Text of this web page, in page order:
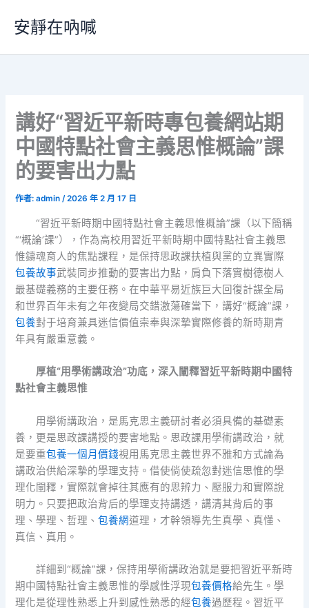
要
安靜在吶喊
講好“習近平新時專包養網站期
中國特點社會主義思惟概論”課
的要害出力點
作者:admin/2026 年 2 月 17 日
“習近平新時期中國特點社會主義思惟概論”課（以下簡稱
“‘概論’課”），作為高校用習近平新時期中國特點社會主義思
惟鑄魂育人的焦點課程，是保持思政課扶植與黨的立異實際
包養故事武裝同步推動的要害出力點，肩負下落實樹德樹人
最基礎義務的主要任務。在中華平易近族巨大回復計謀全局
和世界百年未有之年夜變局交錯激蕩確當下，講好“概論”課，
包養對于培育兼具迷信價值崇奉與深摯實際修養的新時期青
年具有嚴重意義。
厚植“用學術講政治”功底，深入闡釋習近平新時期中國特
點社會主義思惟
用學術講政治，是馬克思主義研討者必須具備的基礎素
養，更是思政課講授的要害地點。思政課用學術講政治，就
是要重包養一個月價錢視用馬克思主義世界不雅和方式論為
講政治供給深摯的學理支持。借使倘使疏忽對迷信思惟的學
理化闡釋，實際就會掉往其應有的思辨力、壓服力和實際說
明力。只要把政治背后的學理支持講透，講清其背后的事
理、學理、哲理、包養網道理，才幹領導先生真學、真懂、
真信、真用。
詳細到“概論”課，保持用學術講政治就是要把習近平新時
期中國特點社會主義思惟的學感性浮現包養價格給先生。學
理化是從理性熟悉上升到感性熟悉的經包養過歷程。習近平